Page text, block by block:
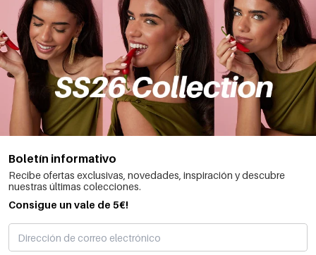
Boletín informativo
Recibe ofertas exclusivas, novedades, inspiración y descubre
nuestras últimas colecciones.
Consigue un vale de 5€!